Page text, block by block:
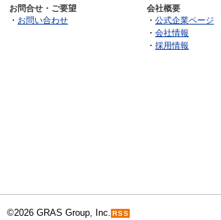
お問合せ・ご要望
・ お問い合わせ
会社概要
・ 公式企業ページ
・ 会社情報
・ 採用情報
©2026 GRAS Group, Inc. RSS